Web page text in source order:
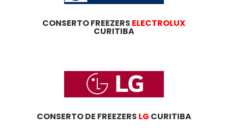
CONSERTO FREEZERS ELECTROLUX
CURITIBA
CONSERTO DE FREEZERS LG CURITIBA